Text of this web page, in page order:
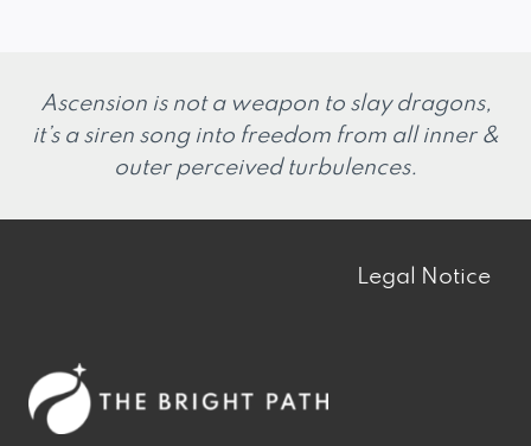
Ascension is not a weapon to slay dragons,
it’s a siren song into freedom from all inner &
outer perceived turbulences.
Legal Notice